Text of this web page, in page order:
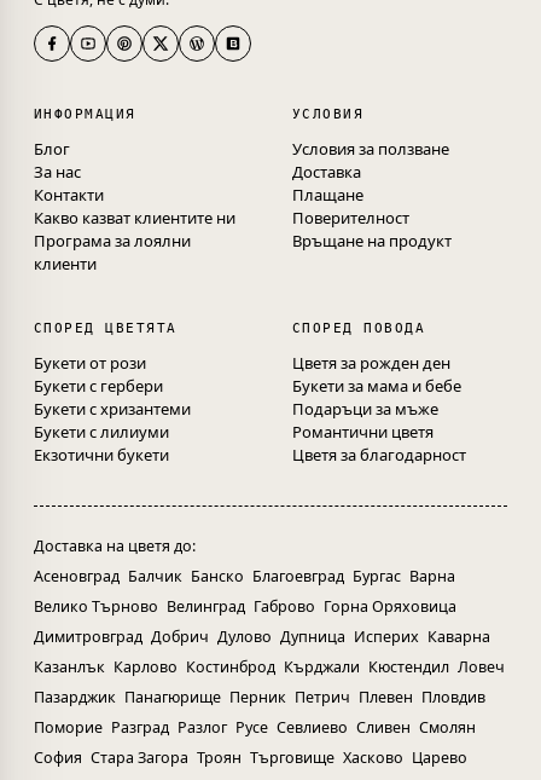
ИНФОРМАЦИЯ
Блог
За нас
Контакти
Какво казват клиентите ни
Програма за лоялни
клиенти
УСЛОВИЯ
Условия за ползване
Доставка
Плащане
Поверителност
Връщане на продукт
СПОРЕД ЦВЕТЯТА
Букети от рози
Букети с гербери
Букети с хризантеми
Букети с лилиуми
Екзотични букети
СПОРЕД ПОВОДА
Цветя за рожден ден
Букети за мама и бебе
Подаръци за мъже
Романтични цветя
Цветя за благодарност
Доставка на цветя до:
Асеновград Балчик Банско Благоевград Бургас Варна
Велико Търново Велинград Габрово Горна Оряховица
Димитровград Добрич Дулово Дупница Исперих Каварна
Казанлък Карлово Костинброд Кърджали Кюстендил Ловеч
Пазарджик Панагюрище Перник Петрич Плевен Пловдив
Поморие Разград Разлог Русе Севлиево Сливен Смолян
София Стара Загора Троян Търговище Хасково Царево